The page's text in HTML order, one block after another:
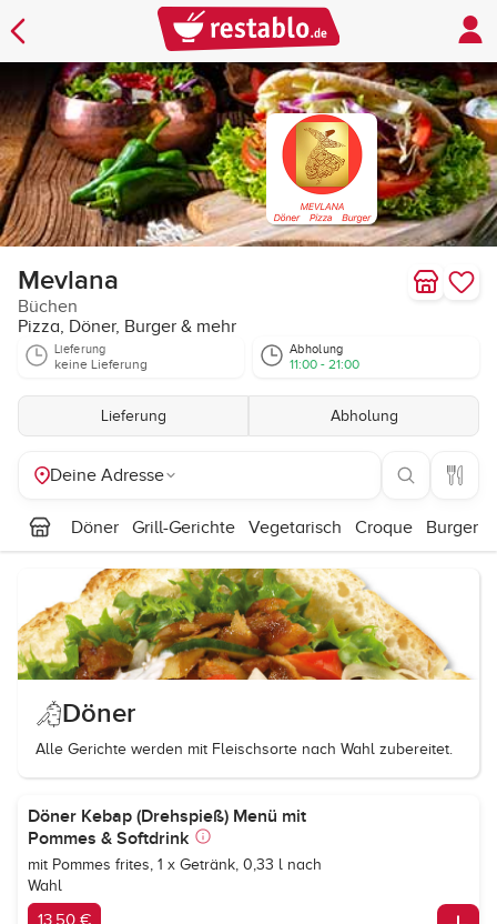
Mevlana
Büchen
Pizza, Döner, Burger & mehr
Lieferung
keine Lieferung
Abholung
11:00 - 21:00
Lieferung Abholung
Deine Adresse
Döner Grill-Gerichte Vegetarisch Croque Burger
Döner
Alle Gerichte werden mit Fleischsorte nach Wahl zubereitet.
Döner Kebap (Drehspieß) Menü mit
Pommes & Softdrink
mit Pommes frites, 1 x Getränk, 0,33 l nach
Wahl
13,50 €